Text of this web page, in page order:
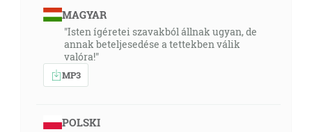
MAGYAR
"Isten ígéretei szavakból állnak ugyan, de
annak beteljesedése a tettekben válik
valóra!"
MP3
POLSKI